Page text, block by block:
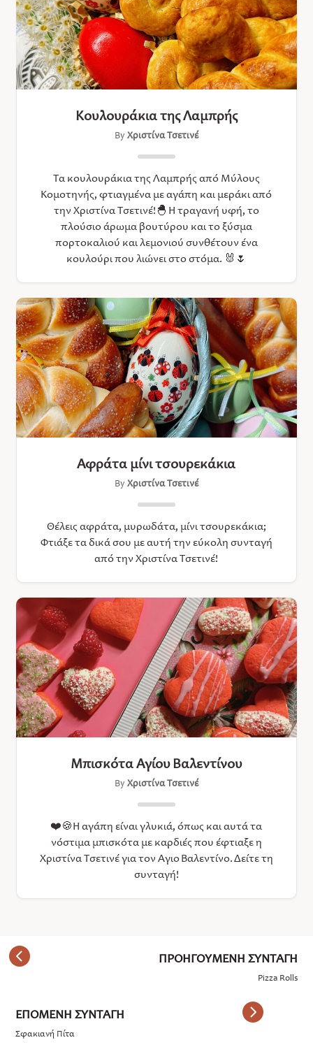
Κουλουράκια της Λαμπρής
By Χριστίνα Τσετινέ
Τα κουλουράκια της Λαμπρής από Μύλους
Κομοτηνής, φτιαγμένα με αγάπη και μεράκι από
την Χριστίνα Τσετινέ!🐣 Η τραγανή υφή, το
πλούσιο άρωμα βουτύρου και τo ξύσμα
πορτοκαλιού και λεμονιού συνθέτουν ένα
κουλούρι που λιώνει στο στόμα. 🐰🌷
Αφράτα μίνι τσουρεκάκια
By Χριστίνα Τσετινέ
Θέλεις αφράτα, μυρωδάτα, μίνι τσουρεκάκια;
Φτιάξε τα δικά σου με αυτή την εύκολη συνταγή
από την Χριστίνα Τσετινέ!
Μπισκότα Αγίου Βαλεντίνου
By Χριστίνα Τσετινέ
❤️🍪Η αγάπη είναι γλυκιά, όπως και αυτά τα
νόστιμα μπισκότα με καρδιές που έφτιαξε η
Χριστίνα Τσετινέ για τον Άγιο Βαλεντίνο. Δείτε τη
συνταγή!
Pizza Rolls
Σφακιανή Πίτα